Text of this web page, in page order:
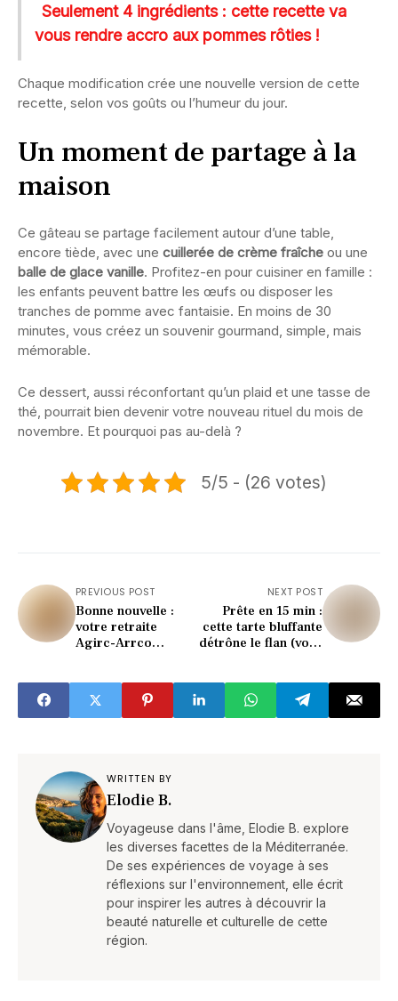
Seulement 4 ingrédients : cette recette va
vous rendre accro aux pommes rôties !
Chaque modification crée une nouvelle version de cette
recette, selon vos goûts ou l’humeur du jour.
Un moment de partage à la
maison
Ce gâteau se partage facilement autour d’une table,
encore tiède, avec une cuillerée de crème fraîche ou une
balle de glace vanille. Profitez-en pour cuisiner en famille :
les enfants peuvent battre les œufs ou disposer les
tranches de pomme avec fantaisie. En moins de 30
minutes, vous créez un souvenir gourmand, simple, mais
mémorable.
Ce dessert, aussi réconfortant qu’un plaid et une tasse de
thé, pourrait bien devenir votre nouveau rituel du mois de
novembre. Et pourquoi pas au-delà ?
5/5 - (26 votes)
PREVIOUS POST
Bonne nouvelle :
votre retraite
Agirc-Arrco
NEXT POST
Prête en 15 min :
cette tarte bluffante
détrône le flan (vous
WRITTEN BY
Elodie B.
Voyageuse dans l'âme, Elodie B. explore
les diverses facettes de la Méditerranée.
De ses expériences de voyage à ses
réflexions sur l'environnement, elle écrit
pour inspirer les autres à découvrir la
beauté naturelle et culturelle de cette
région.